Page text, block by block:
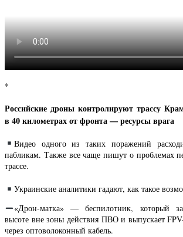
*
Российские дроны контролируют трассу
в 40 километрах от фронта — ресурсы врага
Видео одного из таких поражений
пабликам. Также все чаще пишут о проблемах
трассе.
Украинские аналитики гадают, как такое
«Дрон-матка» — беспилотник, который
высоте вне зоны действия ПВО и выпускает
через оптоволоконный кабель.